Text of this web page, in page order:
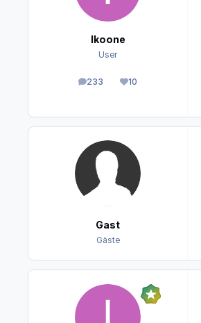
Ikoone
User
233
Beiträge 10
Reputation
Gast
Gäste